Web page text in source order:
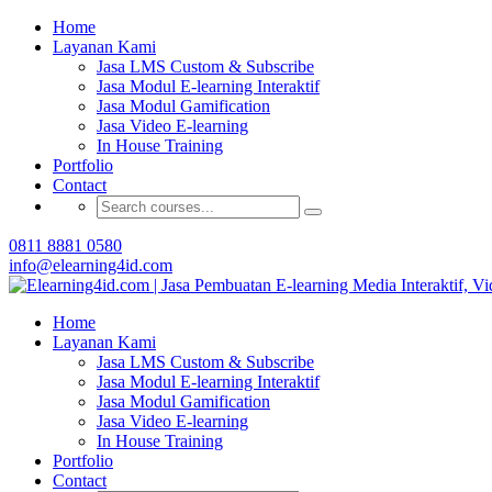
Home
Layanan Kami
Jasa LMS Custom & Subscribe
Jasa Modul E-learning Interaktif
Jasa Modul Gamification
Jasa Video E-learning
In House Training
Portfolio
Contact
0811 8881 0580
info@elearning4id.com
Home
Layanan Kami
Jasa LMS Custom & Subscribe
Jasa Modul E-learning Interaktif
Jasa Modul Gamification
Jasa Video E-learning
In House Training
Portfolio
Contact